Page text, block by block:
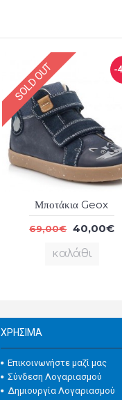
-
SOLD OUT
Μποτάκια Geox
69,00€ 40,00€
καλάθι
ΧΡΉΣΙΜΑ
Επικοινωνήστε μαζί μας
Σύνδεση Λογαριασμού
Δημιουργία Λογαριασμού